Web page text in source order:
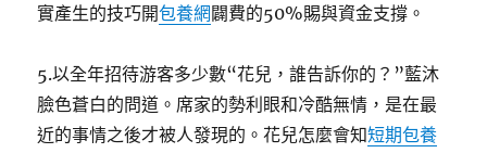
實產生的技巧開包養網 闢費的50%賜與資金支撐。
5.以全年招待游客多少數“花兒，誰告訴你的？”藍沐
臉色蒼白的問道。席家的勢利眼和冷酷無情，是在最
近的事情之後才被人發現的。花兒怎麼會知短期包養